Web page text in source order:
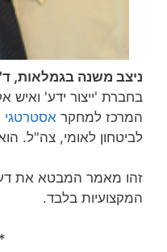
ניצב משנה בגמלאות,
בחברת 'ייצור ידע'
המרכז למחקר אסטרטגי
לביטחון לאומי, צה"ל.
זהו מאמר המבטא את
המקצועיות בלבד.